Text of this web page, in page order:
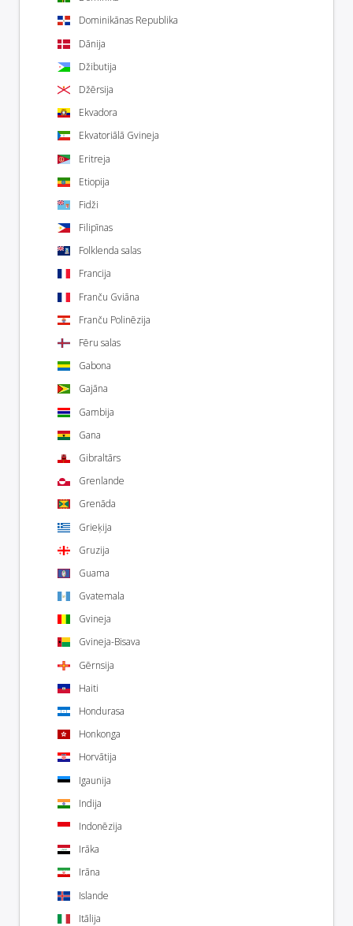
Dominikānas Republika
Dānija
Džibutija
Džērsija
Ekvadora
Ekvatoriālā Gvineja
Eritreja
Etiopija
Fidži
Filipīnas
Folklenda salas
Francija
Franču Gviāna
Franču Polinēzija
Fēru salas
Gabona
Gajāna
Gambija
Gana
Gibraltārs
Grenlande
Grenāda
Grieķija
Gruzija
Guama
Gvatemala
Gvineja
Gvineja-Bisava
Gērnsija
Haiti
Hondurasa
Honkonga
Horvātija
Igaunija
Indija
Indonēzija
Irāka
Irāna
Islande
Itālija